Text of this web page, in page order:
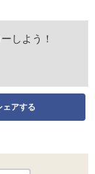
しよう！
ェアする